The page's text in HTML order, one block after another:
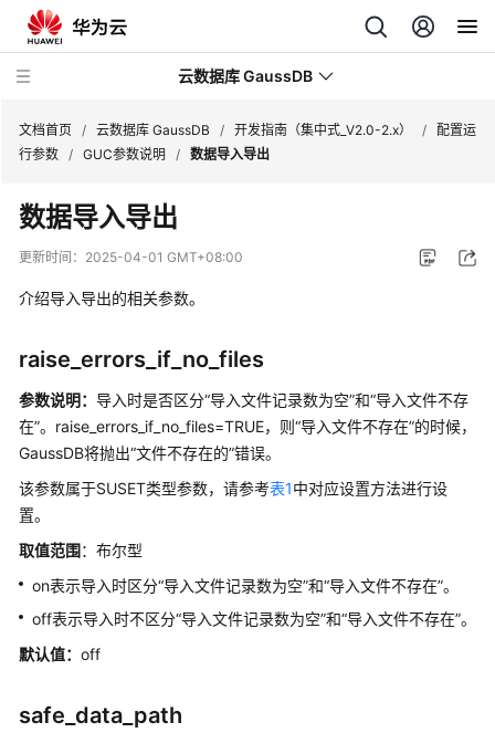
云数据库 GaussDB
最
新
动
务
公
告
产
介
费
说
明
速
文档首页 / 云数据库 GaussDB / 开发指南（集中式_V2.0-2.x） /
配置运
行参数 / GUC参数说明 / 数据导入导出
数据导入导出
更新时间： 2025-04-01 GMT+08:00
介绍导入导出的相关参数。
raise_errors_if_no_files
参数说明： 导入时是否区分“导入文件记录数为空”和“导入文件不存
在”。raise_errors_if_no_files=TRUE，则“导入文件不存在”的时候，
GaussDB将抛出“文件不存在的”错误。
该参数属于SUSET类型参数，请参考表1中对应设置方法进行设
置。
取值范围：布尔型
on表示导入时区分“导入文件记录数为空”和“导入文件不存在”。
off表示导入时不区分“导入文件记录数为空”和“导入文件不存在”。
默认值： off
safe_data_path